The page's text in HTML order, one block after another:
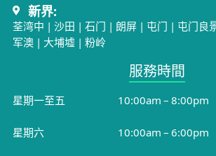
新界:
荃湾中 | 沙田 | 石门 | 朗屏| 屯门 | 屯门良
军澳| 大埔墟 | 粉岭
服務時間​
星期一至五 10:00am – 8:00pm
星期六 10:00am – 6:00pm